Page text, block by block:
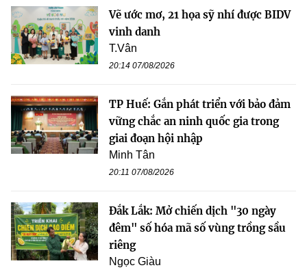
Vẽ ước mơ, 21 họa sỹ nhí được BIDV
vinh danh
T.Vân
20:14 07/08/2026
TP Huế: Gắn phát triển với bảo đảm
vững chắc an ninh quốc gia trong
giai đoạn hội nhập
Minh Tân
20:11 07/08/2026
Đắk Lắk: Mở chiến dịch "30 ngày
đêm" số hóa mã số vùng trồng sầu
riêng
Ngọc Giàu